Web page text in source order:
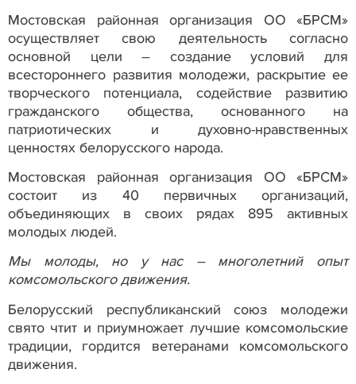
Мостовская районная организация ОО «БРСМ»
осуществляет свою деятельность согласно
основной цели – создание условий для
всестороннего развития молодежи, раскрытие ее
творческого потенциала, содействие развитию
гражданского общества, основанного на
патриотических и духовно-нравственных
ценностях белорусского народа.
Мостовская районная организация ОО «БРСМ»
состоит из 40 первичных организаций,
объединяющих в своих рядах 895 активных
молодых людей.
Мы молоды, но у нас – многолетний опыт
комсомольского движения.
Белорусский республиканский союз молодежи
свято чтит и приумножает лучшие комсомольские
традиции, гордится ветеранами комсомольского
движения.